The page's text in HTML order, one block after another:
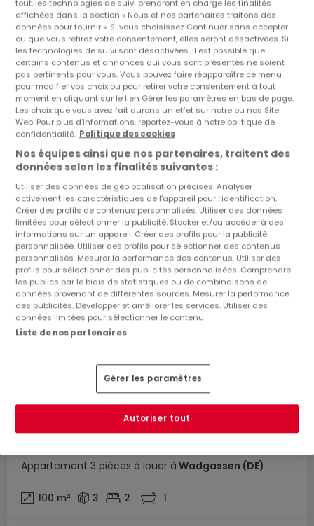
Modifiez vos critères de recherche pour plus
de résultats
Biens similaires à proximité
Vous n'avez pas trouvé de biens qui vous
intéressent ? Ces annonces suggérées
pourraient vous intéresser.
Appartement 3 pièces à louer à Wadgassen (DE)
100 m² 3 2 1
tout, les technologies de suivi prendront en charge les finalités
affichées dans la section « Nous et nos partenaires traitons des
données pour fournir ». Si vous choisissez Continuer sans accepter
ou que vous retirez votre consentement, elles seront désactivées. Si
les technologies de suivi sont désactivées, il est possible que
certains contenus et annonces qui vous sont présentés ne soient
pas pertinents pour vous. Vous pouvez faire réapparaître ce menu
pour modifier vos choix ou pour retirer votre consentement à tout
moment en cliquant sur le lien Gérer les paramètres en bas de page.
Les choix que vous avez fait aurons un effet sur notre ou nos Site
Web. Pour plus d’informations, reportez-vous à notre politique de
confidentialité. Politique des cookies
Nos équipes ainsi que nos partenaires, traitent des
données selon les finalités suivantes :
Utiliser des données de géolocalisation précises. Analyser
activement les caractéristiques de l’appareil pour l’identification.
Créer des profils de contenus personnalisés. Utiliser des données
limitées pour sélectionner la publicité. Stocker et/ou accéder à des
informations sur un appareil. Créer des profils pour la publicité
personnalisée. Utiliser des profils pour sélectionner des contenus
personnalisés. Mesurer la performance des contenus. Utiliser des
profils pour sélectionner des publicités personnalisées. Comprendre
les publics par le biais de statistiques ou de combinaisons de
données provenant de différentes sources. Mesurer la performance
des publicités. Développer et améliorer les services. Utiliser des
données limitées pour sélectionner le contenu.
Liste de nos partenaires
Gérer les paramètres
Autoriser tout